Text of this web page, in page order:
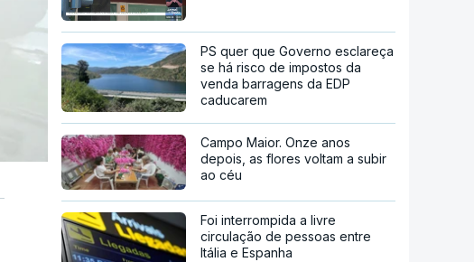
PS quer que Governo esclareça
se há risco de impostos da
venda barragens da EDP
caducarem
Campo Maior. Onze anos
depois, as flores voltam a subir
ao céu
Foi interrompida a livre
circulação de pessoas entre
Itália e Espanha